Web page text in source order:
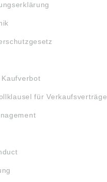
für Verkaufsverträge